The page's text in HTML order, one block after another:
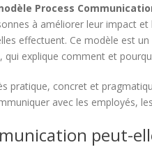
Process
à améliorer leur impact
effectuent. Ce modèle est
qui explique comment et
pratique, concret et
avec les employés,
peut-